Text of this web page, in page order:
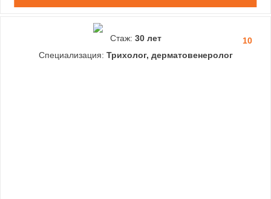
10
Стаж: 30 лет
Специализация: Трихолог, дерматовенеролог